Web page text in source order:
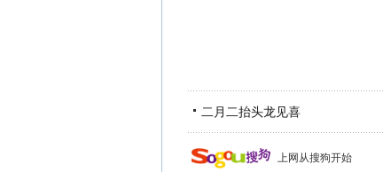
二月二抬头龙见喜
上网从搜狗开始